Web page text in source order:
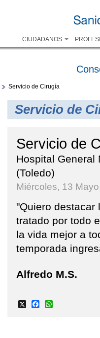
CIUDADANOS
Servicio de Cirugía
Servicio de
Servicio de
Hospital General
(Toledo)
Miércoles, 13
"Quiero destacar
tratado por todo
la vida mejor a
temporada
Alfredo M.S.
Facebook